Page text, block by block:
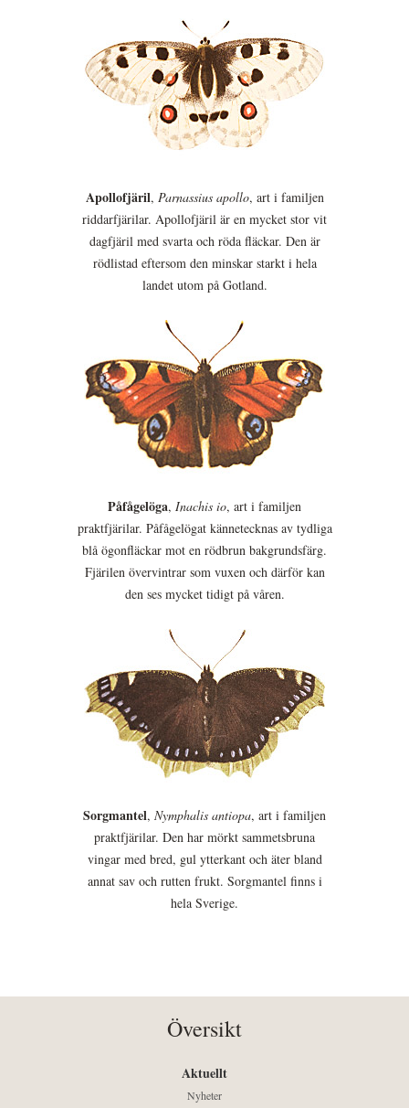
Apollofjäril, Parnassius apollo, art i familjen
riddarfjärilar. Apollofjäril är en mycket stor vit
dagfjäril med svarta och röda fläckar. Den är
rödlistad eftersom den minskar starkt i hela
landet utom på Gotland.
Påfågelöga, Inachis io, art i familjen
praktfjärilar. Påfågelögat kännetecknas av tydliga
blå ögonfläckar mot en rödbrun bakgrundsfärg.
Fjärilen övervintrar som vuxen och därför kan
den ses mycket tidigt på våren.
Sorgmantel, Nymphalis antiopa, art i familjen
praktfjärilar. Den har mörkt sammetsbruna
vingar med bred, gul ytterkant och äter bland
annat sav och rutten frukt. Sorgmantel finns i
hela Sverige.
Översikt
Aktuellt
Nyheter